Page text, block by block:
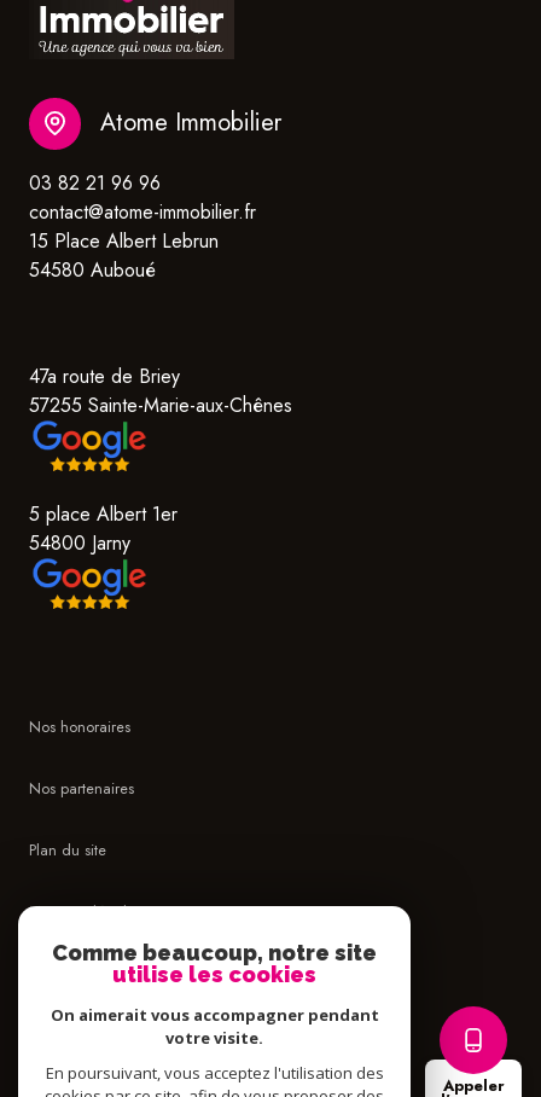
Appeler
Atome Immobilier
03 82 21 96 96
contact@atome-immobilier.fr
15 Place Albert Lebrun
54580 Auboué
47a route de Briey
57255 Sainte-Marie-aux-Chênes
5 place Albert 1er
54800 Jarny
Nos honoraires
Nos partenaires
Plan du site
Mentions légales
Comme beaucoup, notre site
utilise les cookies
On aimerait vous accompagner pendant
votre visite.
En poursuivant, vous acceptez l'utilisation des